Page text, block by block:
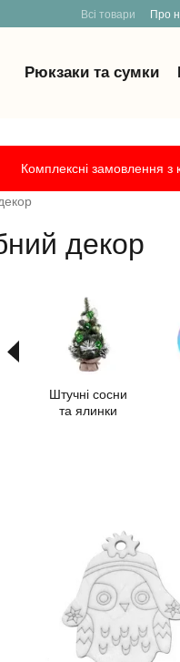
Комплексні замовлення з
Всі товари Про
Рюкзаки та сумки
декор
Штучні сосни
та ялинки